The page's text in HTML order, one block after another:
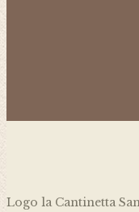
Logo la Cantinetta